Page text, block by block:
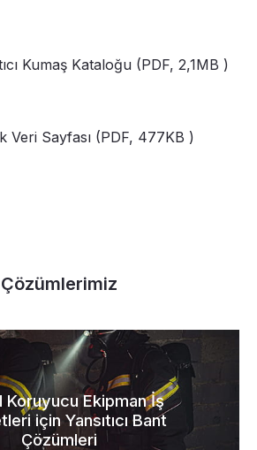
Kumaş Kataloğu (PDF, 2,1MB )
Veri Sayfası (PDF, 477KB )
Çözümlerimiz
Koruyucu Ekipman İş
için Yansıtıcı Bant
Çözümleri